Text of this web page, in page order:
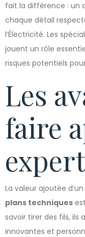
fait la différence : un
chaque détail
l’Électricité. Les
jouent un rôle
risques potentiels
Les
faire
expert
La valeur ajoutée
plans techniques
savoir tirer des fils,
innovantes et